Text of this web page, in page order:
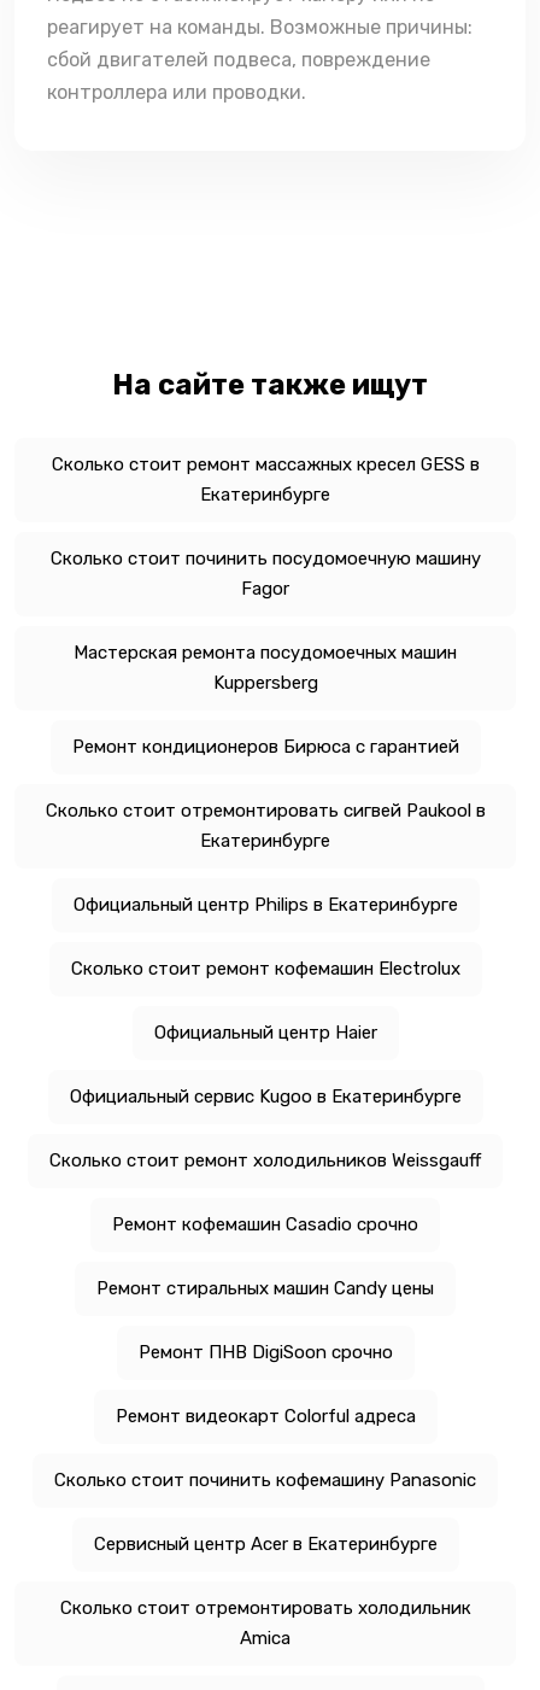
реагирует на команды. Возможные причины:
сбой двигателей подвеса, повреждение
контроллера или проводки.
На сайте также ищут
Сколько стоит ремонт массажных кресел GESS в
Екатеринбурге
Сколько стоит починить посудомоечную машину
Fagor
Мастерская ремонта посудомоечных машин
Kuppersberg
Ремонт кондиционеров Бирюса с гарантией
Сколько стоит отремонтировать сигвей Paukool в
Екатеринбурге
Официальный центр Philips в Екатеринбурге
Сколько стоит ремонт кофемашин Electrolux
Официальный центр Haier
Официальный сервис Kugoo в Екатеринбурге
Сколько стоит ремонт холодильников Weissgauff
Ремонт кофемашин Casadio срочно
Ремонт стиральных машин Candy цены
Ремонт ПНВ DigiSoon срочно
Ремонт видеокарт Colorful адреса
Сколько стоит починить кофемашину Panasonic
Сервисный центр Acer в Екатеринбурге
Сколько стоит отремонтировать холодильник
Amica